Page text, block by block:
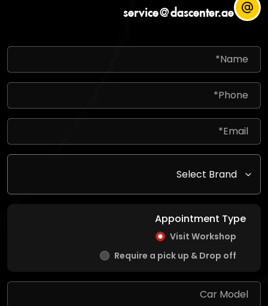
service@dascenter.ae
Appointment Type
Visit Workshop
Require a pick up & Drop off